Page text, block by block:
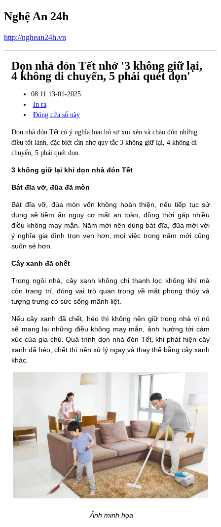
Nghệ An 24h
http://nghean24h.vn
Dọn nhà đón Tết nhớ '3 không giữ lại,
4 không di chuyển, 5 phải quét dọn'
08:11 13-01-2025
In ra
Đóng cửa sổ này
Dọn nhà đón Tết có ý nghĩa loại bỏ sự xui xẻo và chào đón những
điều tốt lành, đặc biệt cần nhớ quy tắc 3 không giữ lại, 4 không di
chuyển, 5 phải quét dọn.
3 không giữ lại khi dọn nhà đón Tết
Bát đĩa vỡ, đũa đã mòn
Bát đĩa vỡ, đùa mòn vốn không hoàn thiện, nếu tiếp tục sử
dụng sẽ tiềm ẩn nguy cơ mất an toàn, đồng thời gặp nhiều
điều không may mắn. Năm mới nên dùng bát đĩa, đũa mới với
ý nghĩa gia đình trọn vẹn hơn, mọi việc trong năm mới cũng
suôn sẻ hơn.
Cây xanh đã chết
Trong ngôi nhà, cây xanh không chỉ thanh lọc không khí mà
còn trang trí, đóng vai trò quan trọng về mặt phong thủy và
tượng trưng có sức sống mãnh liệt.
Nếu cây xanh đã chết, héo thì không nên giữ trong nhà vì nó
sẽ mang lại những điều không may mắn, ảnh hưởng tới cảm
xúc của gia chủ. Quá trình dọn nhà đón Tết, khi phát hiện cây
xanh đã héo, chết thì nên xử lý ngay và thay thế bằng cây xanh
khác.
Ảnh minh họa